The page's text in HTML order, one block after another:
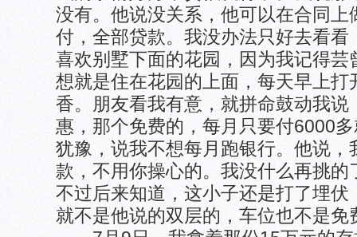
没有。他说没关系，他可以在合同上
付，全部贷款。我没办法只好去看看
喜欢别墅下面的花园，因为我记得芸
想就是住在花园的上面，每天早上打
香。朋友看我有意，就拼命鼓动我说
惠，那个免费的，每月只要付6000
犹豫，说我不想每月跑银行。他说，
款，不用你操心的。我没什么再挑的
不过后来知道，这小子还是打了埋伏
就不是他说的双层的，车位也不是